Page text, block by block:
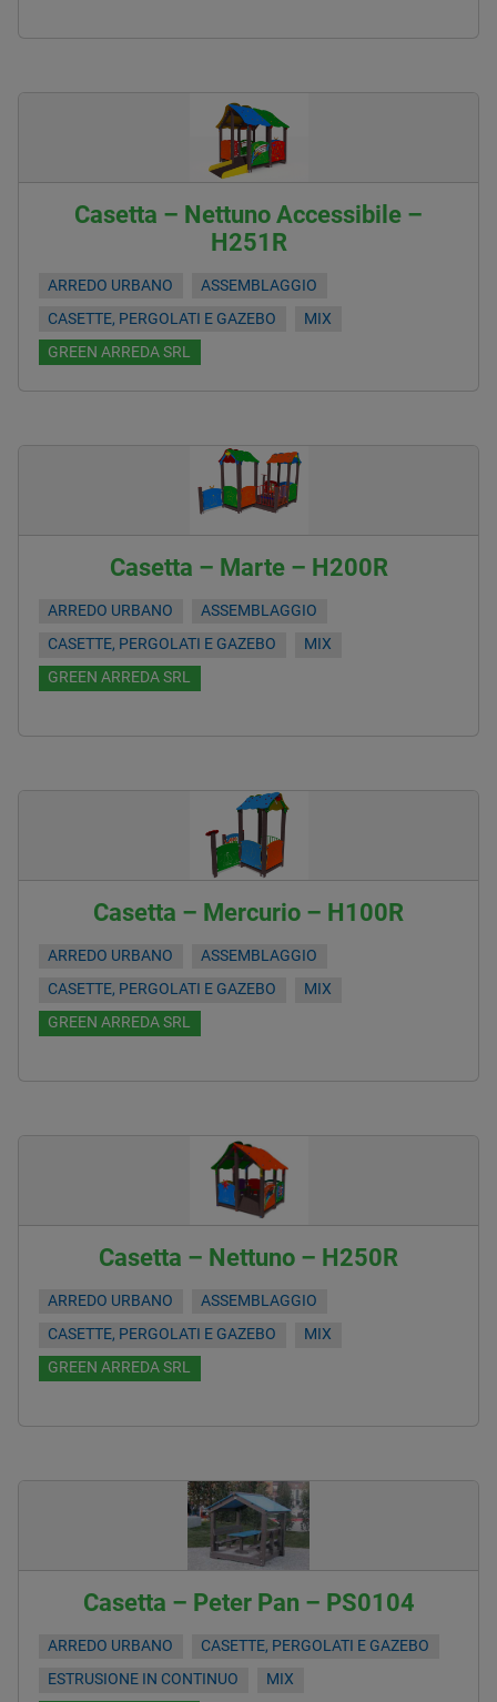
Casetta – Nettuno Accessibile –
H251R
ARREDO URBANO
ASSEMBLAGGIO
CASETTE, PERGOLATI E GAZEBO
MIX
GREEN ARREDA SRL
Casetta – Marte – H200R
ARREDO URBANO
ASSEMBLAGGIO
CASETTE, PERGOLATI E GAZEBO
MIX
GREEN ARREDA SRL
Casetta – Mercurio – H100R
ARREDO URBANO
ASSEMBLAGGIO
CASETTE, PERGOLATI E GAZEBO
MIX
GREEN ARREDA SRL
Casetta – Nettuno – H250R
ARREDO URBANO
ASSEMBLAGGIO
CASETTE, PERGOLATI E GAZEBO
MIX
GREEN ARREDA SRL
Casetta – Peter Pan – PS0104
ARREDO URBANO
CASETTE, PERGOLATI E GAZEBO
ESTRUSIONE IN CONTINUO
MIX